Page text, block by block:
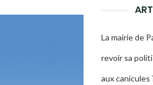
La mairie de
revoir sa
aux canicules